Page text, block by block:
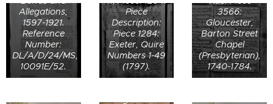
Allegations,
1597-1921.
Reference
Number:
DL/A/D/24/MS,
10091E/52.
Piece
Description:
Piece 1284:
Exeter, Quire
Numbers 1-49
(1797).
3566:
Gloucester,
Barton Street
Chapel
(Presbyterian),
1740-1784.
Venta de un